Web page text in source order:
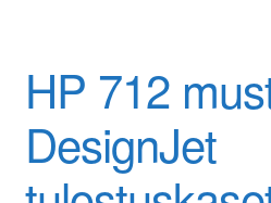
Yrityksestä
Yhteydenotto
HP 712
DesignJet